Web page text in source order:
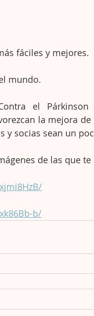
fáciles y mejores.
mundo.
el
la mejora
y socias sean un
de las que
b/